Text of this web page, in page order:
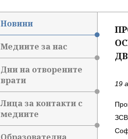
Новини
Медиите за нас
Дни на отворените
врати
Лица за контакти с
медиите
19